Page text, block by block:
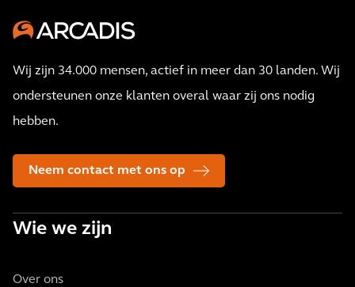
Wij zijn 34.000 mensen, actief in meer dan 30 landen. Wij
ondersteunen onze klanten overal waar zij ons nodig
hebben.
Neem contact met ons op
Wie we zijn
Over ons